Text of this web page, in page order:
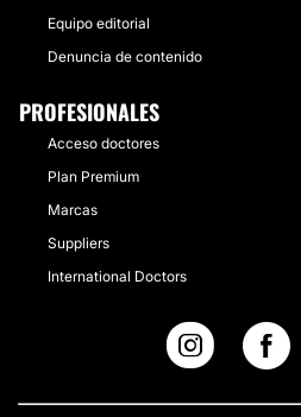
Equipo editorial
Denuncia de contenido
PROFESIONALES
Acceso doctores
Plan Premium
Marcas
Suppliers
International Doctors